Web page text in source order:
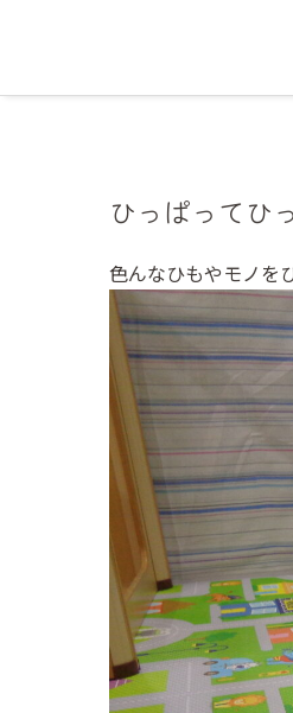
ひっぱってひ
色んなひもやモノを